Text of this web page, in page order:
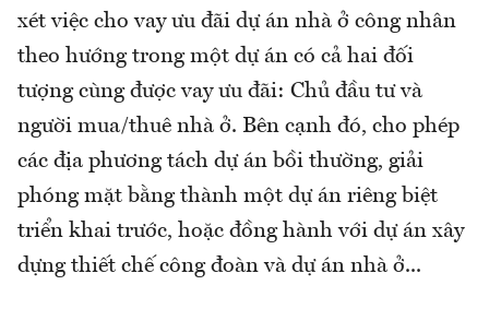
xét việc cho vay ưu đãi dự án nhà ở công nhân
theo hướng trong một dự án có cả hai đối
tượng cùng được vay ưu đãi: Chủ đầu tư và
người mua/thuê nhà ở. Bên cạnh đó, cho phép
các địa phương tách dự án bồi thường, giải
phóng mặt bằng thành một dự án riêng biệt
triển khai trước, hoặc đồng hành với dự án xây
dựng thiết chế công đoàn và dự án nhà ở...